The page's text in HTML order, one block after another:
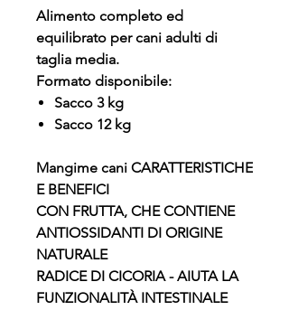
Alimento completo ed
equilibrato per cani adulti di
taglia media.
Formato disponibile:
Sacco 3 kg
Sacco 12 kg
Mangime cani CARATTERISTICHE
E BENEFICI
CON FRUTTA, CHE CONTIENE
ANTIOSSIDANTI DI ORIGINE
NATURALE
RADICE DI CICORIA - AIUTA LA
FUNZIONALITÀ INTESTINALE